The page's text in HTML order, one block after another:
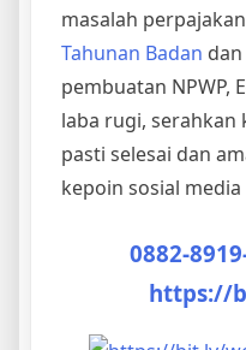
masalah
Tahunan Badan
pembuatan NPWP,
laba rugi, serahkan
pasti selesai dan
kepoin sosial
0882-
https://